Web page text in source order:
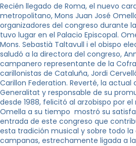
Recién llegado de Roma, el nuevo
metropolitano, Mons Juan José
organizadores del congreso durante
tuvo lugar en el Palacio Episcopal.
Mons. Sebastià Taltavull i el obispo
saludó a la directora del congreso,
campanero representante de la
carillonistas de Cataluña, Jordi
Carillon Federation. Reverté, la actual
Generalitat y responsable de su
desde 1988, felicitó al arzobispo por
Omella a su tiempo mostró su
entrada de este congreso que
esta tradición musical y sobre todo la
campanas, estrechamente ligada a